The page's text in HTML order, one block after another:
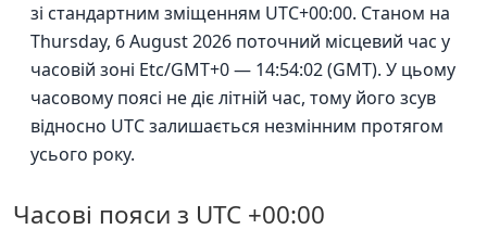
зі стандартним зміщенням UTC+00:00. Станом на
Thursday, 6 August 2026 поточний місцевий час у
часовій зоні Etc/GMT+0 — 14:54:02 (GMT). У цьому
часовому поясі не діє літній час, тому його зсув
відносно UTC залишається незмінним протягом
усього року.
Часові пояси з UTC +00:00